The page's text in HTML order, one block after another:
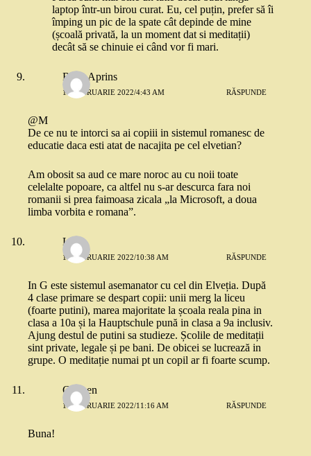
laptop într-un birou curat. Eu, cel puțin, prefer să îi
împing un pic de la spate cât depinde de mine
(școală privată, la un moment dat si meditații)
decât să se chinuie ei când vor fi mari.
Rosu Aprins
18 FEBRUARIE 2022/4:43 AM RĂSPUNDE
@M
De ce nu te intorci sa ai copiii in sistemul romanesc de
educatie daca esti atat de nacajita pe cel elvetian?
Am obosit sa aud ce mare noroc au cu noii toate
celelalte popoare, ca altfel nu s-ar descurca fara noi
romanii si prea faimoasa zicala „la Microsoft, a doua
limba vorbita e romana”.
Livia
18 FEBRUARIE 2022/10:38 AM RĂSPUNDE
In G este sistemul asemanator cu cel din Elveția. După
4 clase primare se despart copii: unii merg la liceu
(foarte putini), marea majoritate la școala reala pina in
clasa a 10a și la Hauptschule pună in clasa a 9a inclusiv.
Ajung destul de putini sa studieze. Școlile de meditații
sint private, legale și pe bani. De obicei se lucrează in
grupe. O meditație numai pt un copil ar fi foarte scump.
Carmen
18 FEBRUARIE 2022/11:16 AM RĂSPUNDE
Buna!